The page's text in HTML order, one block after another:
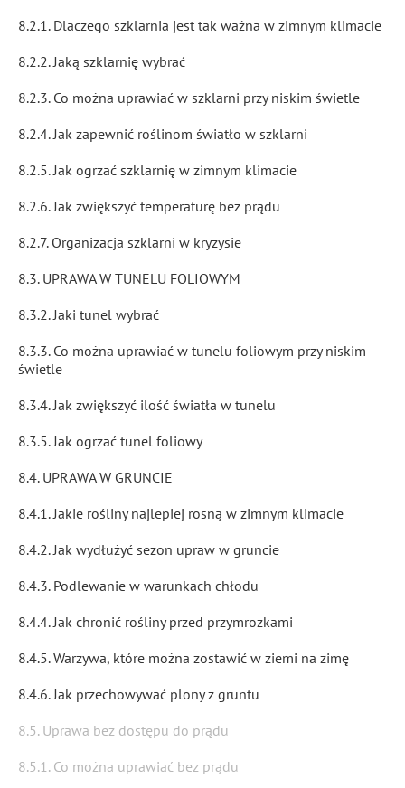
8.2.1. Dlaczego szklarnia jest tak ważna w zimnym klimacie
8.2.2. Jaką szklarnię wybrać
8.2.3. Co można uprawiać w szklarni przy niskim świetle
8.2.4. Jak zapewnić roślinom światło w szklarni
8.2.5. Jak ogrzać szklarnię w zimnym klimacie
8.2.6. Jak zwiększyć temperaturę bez prądu
8.2.7. Organizacja szklarni w kryzysie
8.3. UPRAWA W TUNELU FOLIOWYM
8.3.2. Jaki tunel wybrać
8.3.3. Co można uprawiać w tunelu foliowym przy niskim
świetle
8.3.4. Jak zwiększyć ilość światła w tunelu
8.3.5. Jak ogrzać tunel foliowy
8.4. UPRAWA W GRUNCIE
8.4.1. Jakie rośliny najlepiej rosną w zimnym klimacie
8.4.2. Jak wydłużyć sezon upraw w gruncie
8.4.3. Podlewanie w warunkach chłodu
8.4.4. Jak chronić rośliny przed przymrozkami
8.4.5. Warzywa, które można zostawić w ziemi na zimę
8.4.6. Jak przechowywać plony z gruntu
8.5. Uprawa bez dostępu do prądu
8.5.1. Co można uprawiać bez prądu